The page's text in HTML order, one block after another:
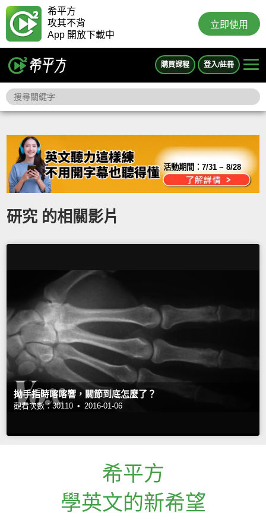
希平方
攻其不背
App 開放下載中
立即使用
購買課程 登入/註冊
活動期間：7/31 ~ 8/28
研究 的相關影片
拗手指時喀喀響，關節到底怎麼了？
觀看次數：30110 • 2016-01-06
希平方
學英文的新希望